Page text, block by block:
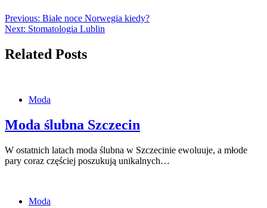
Previous: Białe noce Norwegia kiedy?
Next: Stomatologia Lublin
Related Posts
Moda
Moda ślubna Szczecin
W ostatnich latach moda ślubna w Szczecinie ewoluuje, a młode
pary coraz częściej poszukują unikalnych…
Moda